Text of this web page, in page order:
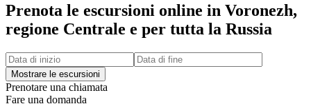
Prenota le escursioni online in Voronezh,
regione Centrale e per tutta la Russia
Prenotare una chiamata
Fare una domanda